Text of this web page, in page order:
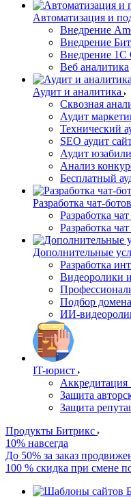
Автоматизация и
Внедрение
Внедрение
Внедрение 1C
Веб аналитика
Аудит и аналитика
Сквозная
Аудит
Технический
SEO аудит
Аудит
Анализ
Бесплатный
Разработка чат-ботов
Разработка
Разработка
Дополнительные
Разработка
Видеоролики
Подбор домена
ИИ-
IT-юрист
Аккредитация
Защита
Защита
Продукты Битрикс
10% навсегда
До 50% за заказ
100 % скидка при смене